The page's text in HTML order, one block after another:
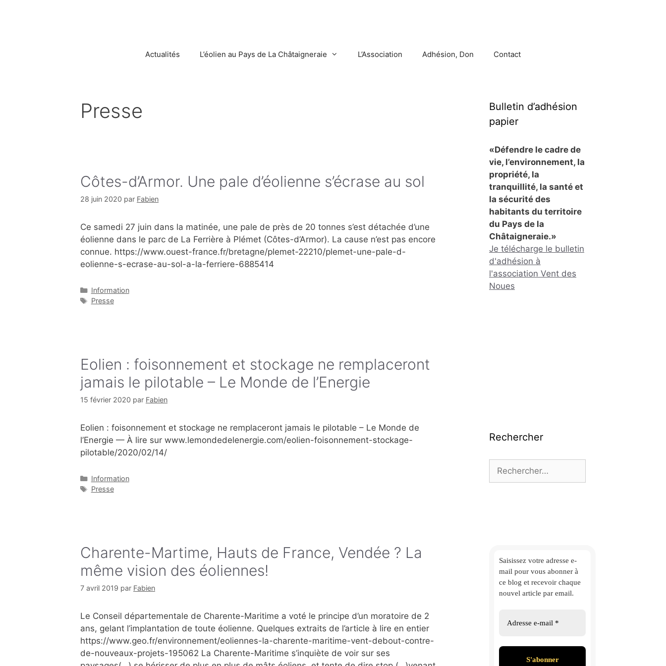
Actualités L’éolien au Pays de La Châtaigneraie L’Association Adhésion, Don Contact
Presse
Côtes-d’Armor. Une pale d’éolienne s’écrase au sol
28 juin 2020 par Fabien
Ce samedi 27 juin dans la matinée, une pale de près de 20 tonnes s’est détachée d’une
éolienne dans le parc de La Ferrière à Plémet (Côtes-d’Armor). La cause n’est pas encore
connue. https://www.ouest-france.fr/bretagne/plemet-22210/plemet-une-pale-d-
eolienne-s-ecrase-au-sol-a-la-ferriere-6885414
Catégories
Information
Étiquettes
Presse
Eolien : foisonnement et stockage ne remplaceront
jamais le pilotable – Le Monde de l’Energie
15 février 2020 par Fabien
Eolien : foisonnement et stockage ne remplaceront jamais le pilotable – Le Monde de
l’Energie — À lire sur www.lemondedelenergie.com/eolien-foisonnement-stockage-
pilotable/2020/02/14/
Catégories
Information
Étiquettes
Presse
Charente-Martime, Hauts de France, Vendée ? La
même vision des éoliennes!
7 avril 2019 par Fabien
Le Conseil départementale de Charente-Maritime a voté le principe d’un moratoire de 2
ans, gelant l’implantation de toute éolienne. Quelques extraits de l’article à lire en entier
https://www.geo.fr/environnement/eoliennes-la-charente-maritime-vent-debout-contre-
de-nouveaux-projets-195062 La Charente-Maritime s’inquiète de voir sur ses
Bulletin d’adhésion
papier
«Défendre le cadre de
vie, l’environnement, la
propriété, la
tranquillité, la santé et
la sécurité des
habitants du territoire
du Pays de la
Châtaigneraie.»
Je télécharge le bulletin
d'adhésion à
l'association Vent des
Noues
Rechercher
Rechercher :
Saisissez votre adresse e-
mail pour vous abonner à
ce blog et recevoir chaque
nouvel article par email.